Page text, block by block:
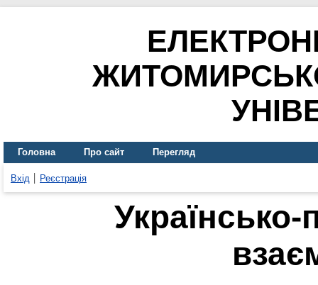
Головна Про сайт Перегляд
Вхід Реєстрація
Українсько-